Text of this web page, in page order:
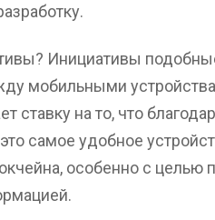
Инициативы
мобильными
ставку на то, что
самое удобное
особенно с целью